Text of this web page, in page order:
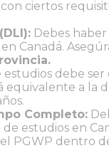
ciertos
Debes
Canadá.
debe
equivalente a la
Completo:
estudios en
PGWP dentro